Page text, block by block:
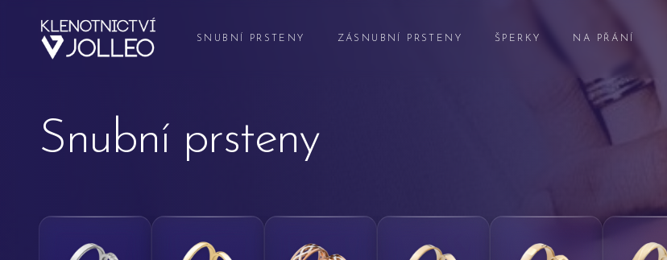
SNUBNÍ PRSTENY ZÁSNUBNÍ PRSTENY ŠPERKY NA PŘÁNÍ
Snubní prsteny